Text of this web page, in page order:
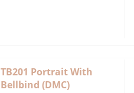
TB201 Portrait With
Bellbind (DMC)